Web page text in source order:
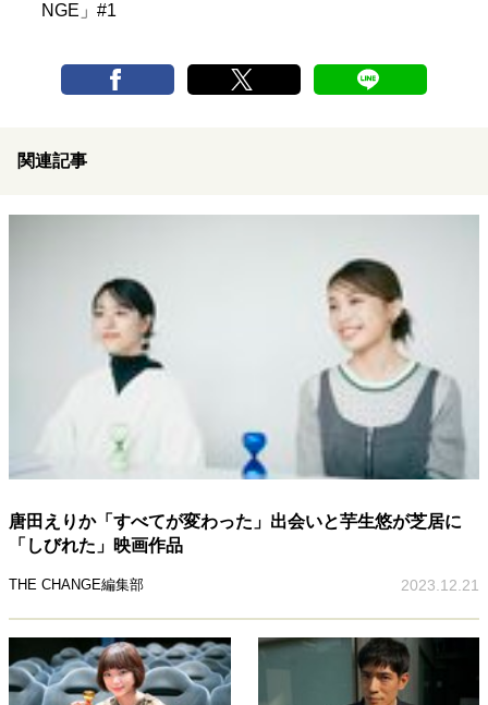
NGE」#1
関連記事
唐田えりか「すべてが変わった」出会いと芋生悠が芝居に
「しびれた」映画作品
THE CHANGE編集部 2023.12.21